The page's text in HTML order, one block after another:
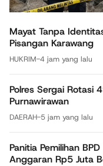
Mayat Tanpa
Pisangan Karawang
HUKRIM-4 jam yang lalu
Polres Sergai Rotasi
Purnawirawan
DAERAH-5 jam yang lalu
Panitia Pemilihan
Anggaran Rp5 Juta